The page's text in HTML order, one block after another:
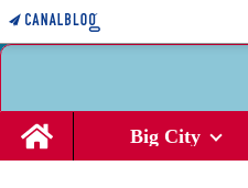
Home
Big City